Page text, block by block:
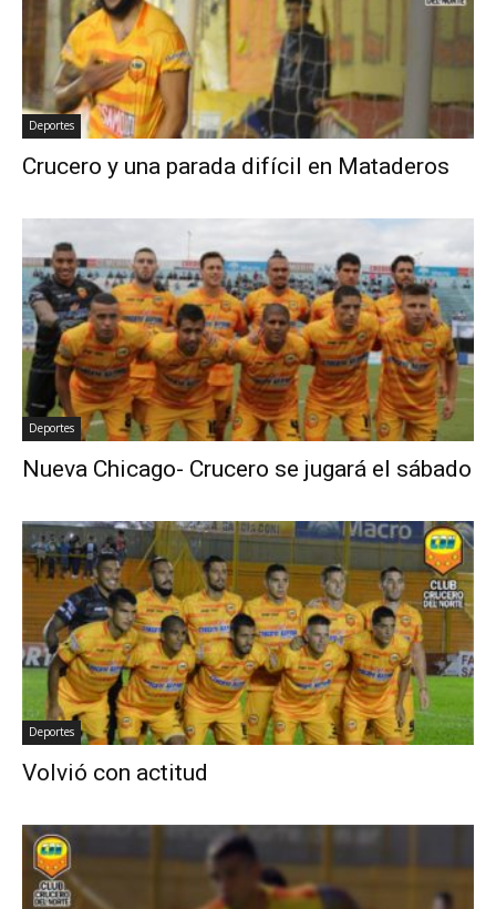
Deportes
Crucero y una parada difícil en Mataderos
Deportes
Nueva Chicago- Crucero se jugará el sábado
Deportes
Volvió con actitud